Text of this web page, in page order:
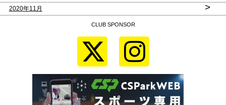
2020年11月 >
CLUB SPONSOR